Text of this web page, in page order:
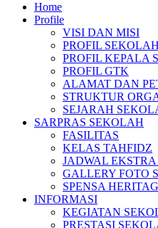
Home
Profile
VISI DAN MISI
PROFIL SEKOLAH
PROFIL KEPALA
PROFIL GTK
ALAMAT DAN
STRUKTUR
SEJARAH
SARPRAS SEKOLAH
FASILITAS
KELAS TAHFIDZ
JADWAL EKSTRA
GALLERY FOTO
SPENSA
INFORMASI
KEGIATAN
PRESTASI